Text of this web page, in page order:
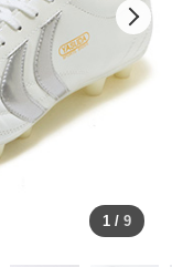
1 / 9